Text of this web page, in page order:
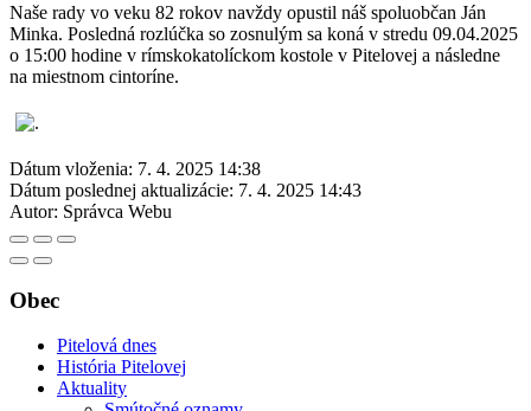
Naše rady vo veku 82 rokov navždy opustil náš spoluobčan Ján
Minka. Posledná rozlúčka so zosnulým sa koná v stredu 09.04.2025
o 15:00 hodine v rímskokatolíckom kostole v Pitelovej a následne
na miestnom cintoríne.
Dátum vloženia: 7. 4. 2025 14:38
Dátum poslednej aktualizácie: 7. 4. 2025 14:43
Autor: Správca Webu
Obec
Pitelová dnes
História Pitelovej
Aktuality